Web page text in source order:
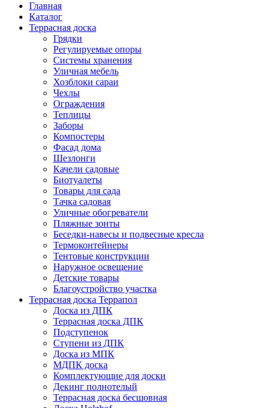
Главная
Каталог
Террасная доска
Грядки
Регулируемые опоры
Системы хранения
Уличная мебель
Хозблоки сараи
Чехлы
Ограждения
Теплицы
Заборы
Компостеры
Фасад дома
Шезлонги
Качели садовые
Биотуалеты
Товары для сада
Тачка садовая
Уличные обогреватели
Пляжные зонты
Беседки-навесы и подвесные кресла
Термоконтейнеры
Тентовые конструкции
Наружное освещение
Детские товары
Благоустройство участка
Террасная доска Террапол
Доска из ДПК
Террасная доска ДПК
Подступенок
Ступени из ДПК
Доска из МПК
МДПК доска
Комплектующие для доски
Декинг полнотелый
Террасная доска бесшовная